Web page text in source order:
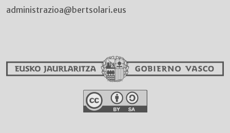
administrazioa@bertsolari.eus